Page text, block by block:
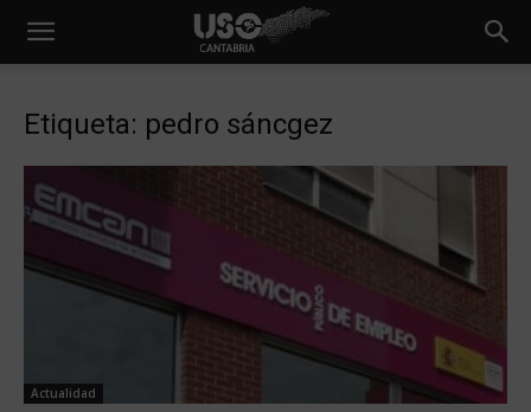
Etiqueta: pedro sáncgez
Actualidad